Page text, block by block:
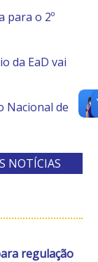
para o 2º
da EaD vai
Nacional de
NOTÍCIAS
regulação